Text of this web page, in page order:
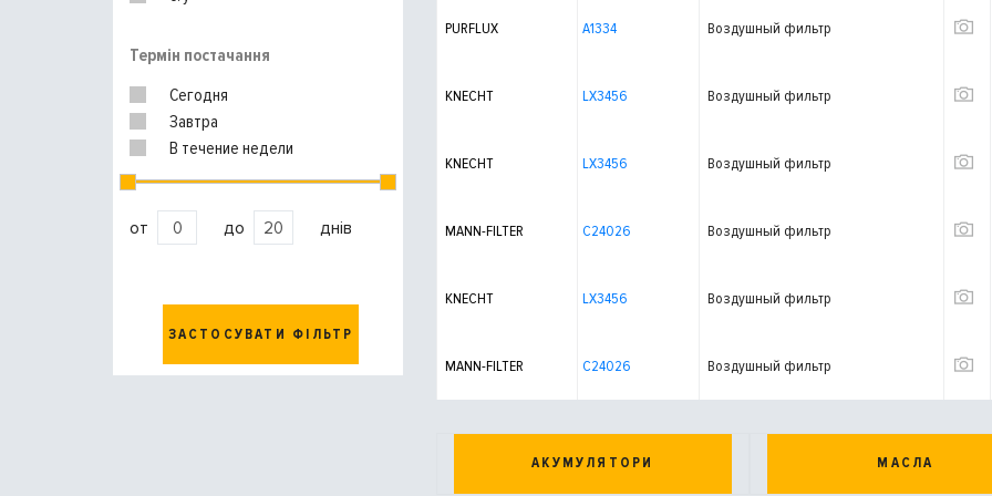
Термін постачання
Сегодня
Завтра
В течение недели
от до днів
ЗАСТОСУВАТИ ФІЛЬТР
PURFLUX A1334 Воздушный фильтр
KNECHT LX3456 Воздушный фильтр
KNECHT LX3456 Воздушный фильтр
MANN-FILTER C24026 Воздушный фильтр
KNECHT LX3456 Воздушный фильтр
MANN-FILTER C24026 Воздушный фильтр
АКУМУЛЯТОРИ МАСЛА